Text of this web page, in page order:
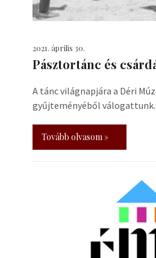
2021. április 30.
Pásztortánc és
A tánc világnapjára a Déri
gyűjteményéből válogattunk.
Tovább olvasom »